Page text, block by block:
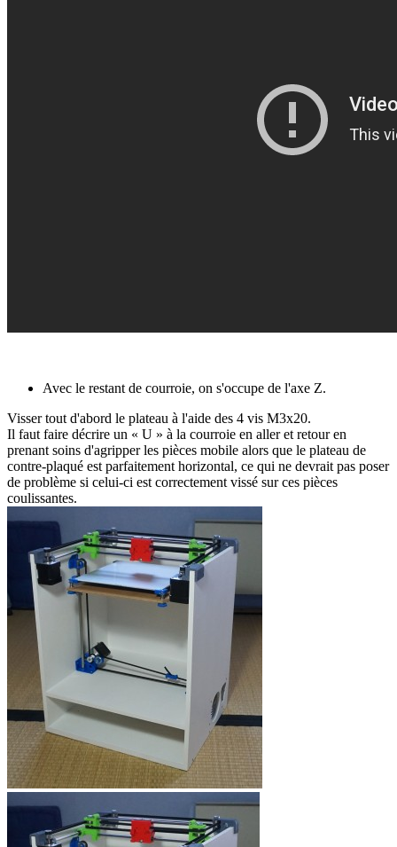
Avec le restant de courroie, on s'occupe de l'axe Z.
Visser tout d'abord le plateau à l'aide des 4 vis M3x20.
Il faut faire décrire un « U » à la courroie en aller et retour en
prenant soins d'agripper les pièces mobile alors que le plateau de
contre-plaqué est parfaitement horizontal, ce qui ne devrait pas poser
de problème si celui-ci est correctement vissé sur ces pièces
coulissantes.